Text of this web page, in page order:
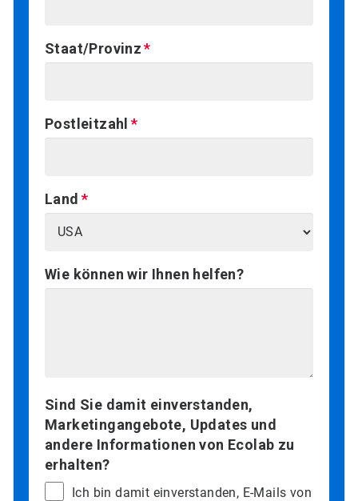
Staat/Provinz
Postleitzahl
Land
Wie können wir Ihnen helfen?
Sind Sie damit einverstanden,
Marketingangebote, Updates und
andere Informationen von Ecolab zu
erhalten?
Ich bin damit einverstanden, E-Mails von